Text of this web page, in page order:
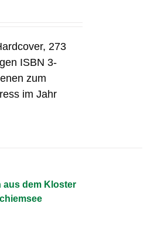
273
ISBN 3-
zum
im Jahr
aus dem Kloster